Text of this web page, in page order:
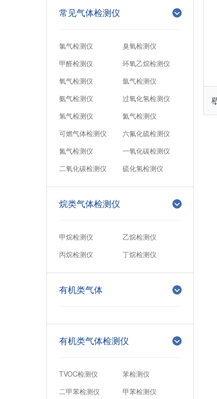
常见气体检测仪
氯气检测仪
臭氧检测仪
甲醛检测仪
环氧乙烷检测仪
氧气检测仪
氩气检测仪
氨气检测仪
过氧化氢检测仪
氢气检测仪
氦气检测仪
可燃气体检测仪
六氟化硫检测仪
氮气检测仪
一氧化碳检测仪
二氧化碳检测仪
硫化氢检测仪
烷类气体检测仪
甲烷检测仪
乙烷检测仪
丙烷检测仪
丁烷检测仪
有机类气体
有机类气体检测仪
TVOC检测仪
苯检测仪
二甲苯检测仪
甲苯检测仪